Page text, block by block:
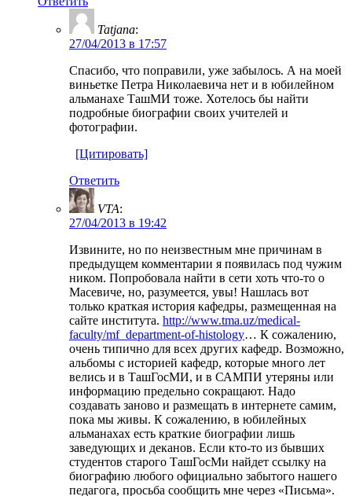
Tatjana:
27/04/2013 в 17:57
Спасибо, что поправили, уже забылось. А на моей
виньетке Петра Николаевича нет и в юбилейном
альманахе ТашМИ тоже. Хотелось бы найти
подробные биографии своих учителей и
фотографии.
[Цитировать]
Ответить
VTA:
27/04/2013 в 19:42
Извините, но по неизвестным мне причинам в
предыдущем комментарии я появилась под чужим
ником. Попробовала найти в сети хоть что-то о
Масевиче, но, разумеется, увы! Нашлась вот
только краткая история кафедры, размещенная на
сайте института. http://www.tma.uz/medical-
faculty/mf_department-of-histology… К сожалению,
очень типично для всех других кафедр. Возможно,
альбомы с историей кафедр, которые много лет
велись и в ТашГосМИ, и в САМПИ утеряны или
информацию предельно сокращают. Надо
создавать заново и размещать в интернете самим,
пока мы живы. К сожалению, в юбилейных
альманахах есть краткие биографии лишь
заведующих и деканов. Если кто-то из бывших
студентов старого ТашГосМи найдет ссылку на
биографию любого официально забытого нашего
педагога, просьба сообщить мне через «Письма».